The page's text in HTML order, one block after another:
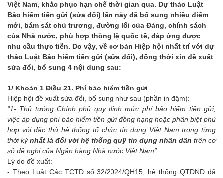
Việt Nam, khắc phục hạn chế thời gian qua. Dự thảo Luật
Bảo hiểm tiền gửi (sửa đổi) lần này đã bổ sung nhiều điểm
mới, bám sát chủ trương, đường lối của Đảng, chính sách
của Nhà nước, phù hợp thông lệ quốc tế, đáp ứng được
nhu cầu thực tiễn. Do vậy, về cơ bản Hiệp hội nhất trí với dự
thảo Luật Bảo hiểm tiền gửi (sửa đổi), đồng thời xin đề xuất
sửa đổi, bổ sung 4 nội dung sau:
1/ Khoản 1 Điều 21. Phí bảo hiểm tiền gửi
Hiệp hội đề xuất sửa đổi, bổ sung như sau (phần in đậm):
“1- Thủ tướng Chính phủ quy định mức phí bảo hiểm tiền gửi,
việc áp dụng phí bảo hiểm tiền gửi đồng hạng hoặc phân biệt phù
hợp với đặc thù hệ thống tổ chức tín dụng Việt Nam trong từng
thời kỳnhất là đối với hệ thống quỹ tín dụng nhân dân trên cơ
sở đề nghị của Ngân hàng Nhà nước Việt Nam”.
Lý do đề xuất:
- Theo Luật Các TCTD số 32/2024/QH15, hệ thống QTDND đã